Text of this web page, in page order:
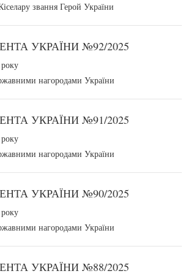
звання Герой України
УКРАЇНИ №92/2025
нагородами України
УКРАЇНИ №91/2025
нагородами України
УКРАЇНИ №90/2025
нагородами України
УКРАЇНИ №88/2025